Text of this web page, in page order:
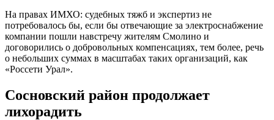
На правах ИМХО: судебных тяжб и экспертиз не
потребовалось бы, если бы отвечающие за электроснабжение
компании пошли навстречу жителям Смолино и
договорились о добровольных компенсациях, тем более, речь
о небольших суммах в масштабах таких организаций, как
«Россети Урал».
Сосновский район продолжает
лихорадить